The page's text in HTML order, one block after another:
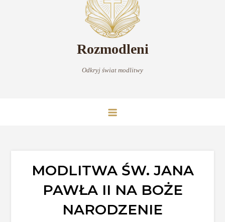
Rozmodleni
Odkryj świat modlitwy
MODLITWA ŚW. JANA
PAWŁA II NA BOŻE
NARODZENIE